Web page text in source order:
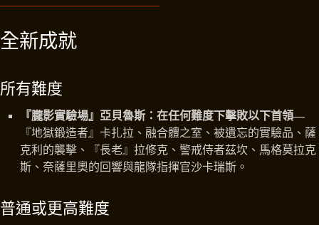
全新成就
所有難度
『朧影實驗場』亞貝魯斯：在任何難度下擊敗以下首領—
『地獄鍛造者』卡扎拉、融合體之室、被遺忘的實驗品、薩
克利的襲擊、『長老』拉修克、警戒侍者茲坎、馬格莫拉克
斯、奈薩里奧的回響與龍隊指揮官沙卡瑞斯。
普通或更高難度